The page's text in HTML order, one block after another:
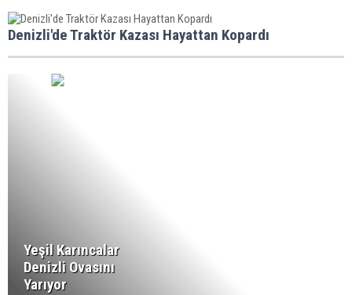
Denizli'de Traktör Kazası Hayattan Kopardı
Yeşil Karıncalar
Denizli Ovasını
Yarıyor